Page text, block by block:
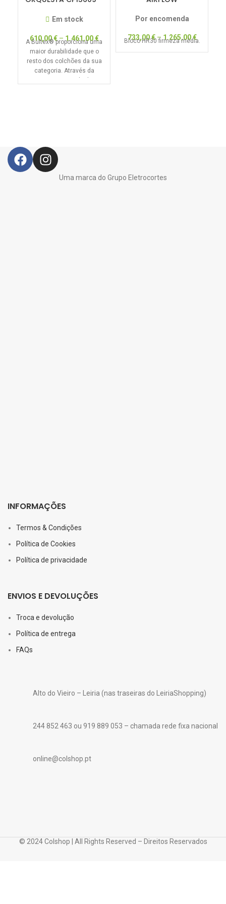
50% DESCONTO
Em stock
610,00€– 1.461,00€
A Bultex® proporciona uma
maior durabilidade que o
resto dos colchões da sua
categoria. Através da
primeira Camada de
Por encomenda
733,00€– 1.265,00€
Bloco HR30 firmeza média.
Uma marca do Grupo Eletrocortes
INFORMAÇÕES
Termos & Condições
Política de Cookies
Política de privacidade
ENVIOS E DEVOLUÇÕES
Troca e devolução
Política de entrega
FAQs
Alto do Vieiro – Leiria (nas traseiras do LeiriaShopping)
244 852 463 ou 919 889 053 – chamada rede fixa nacional
online@colshop.pt
© 2024 Colshop | All Rights Reserved – Direitos Reservados